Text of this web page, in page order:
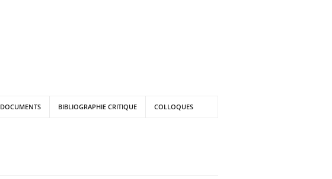
DOCUMENTS BIBLIOGRAPHIE CRITIQUE COLLOQUES